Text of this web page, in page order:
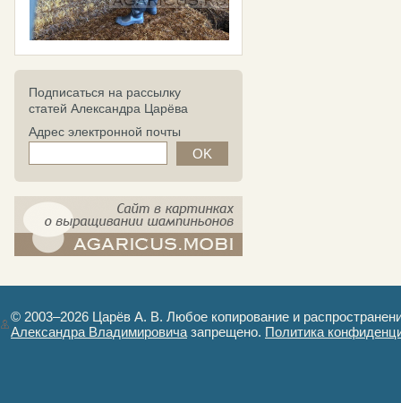
Подписаться на рассылку
статей Александра Царёва
Адрес электронной почты
© 2003–2026 Царёв А. В. Любое копирование и
Александра Владимировича запрещено. Политика
Авторизация